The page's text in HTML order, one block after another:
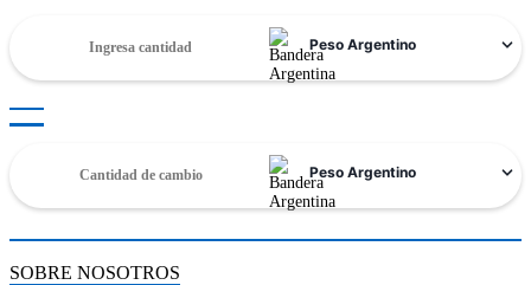
SOBRE NOSOTROS